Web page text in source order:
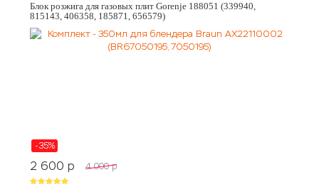
Блок розжига для газовых плит Gorenje 188051 (339940,
815143, 406358, 185871, 656579)
-35%
2 600 p 4 000 p